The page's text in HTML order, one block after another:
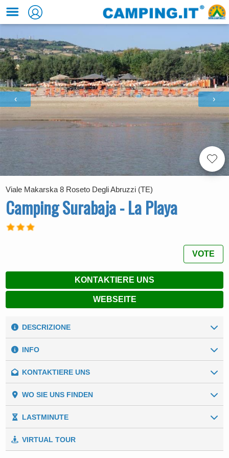
‹ ›
Viale Makarska 8 Roseto Degli Abruzzi (TE)
Camping Surabaja - La Playa
VOTE
KONTAKTIERE UNS
WEBSEITE
DESCRIZIONE
INFO
Unsere Zahlen
Umgebung: Meer
Gesamtgröße:
Stromstärke der Tonhöhen:
min: keine Angabe, max: 6 A
KONTAKTIERE UNS
Allgemeine Daten
Vorname *
Nachname *
WO SIE UNS FINDEN
LASTMINUTE
Camping Surabaja - La Playa
VIRTUAL TOUR